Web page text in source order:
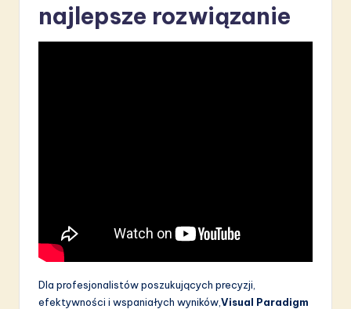
najlepsze rozwiązanie
Dla profesjonalistów poszukujących precyzji,
efektywności i wspaniałych wyników,Visual Paradigm